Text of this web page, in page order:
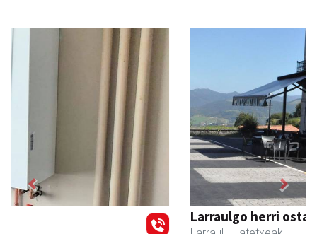
Larraulgo herri ostatua
Previous Next